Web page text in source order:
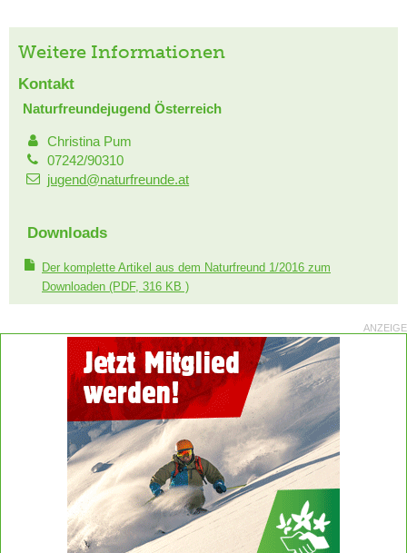
Weitere Informationen
Kontakt
Naturfreundejugend Österreich
Christina Pum
07242/90310
jugend@naturfreunde.at
Downloads
Der komplette Artikel aus dem Naturfreund 1/2016 zum
Downloaden (PDF, 316 KB )
ANZEIGE